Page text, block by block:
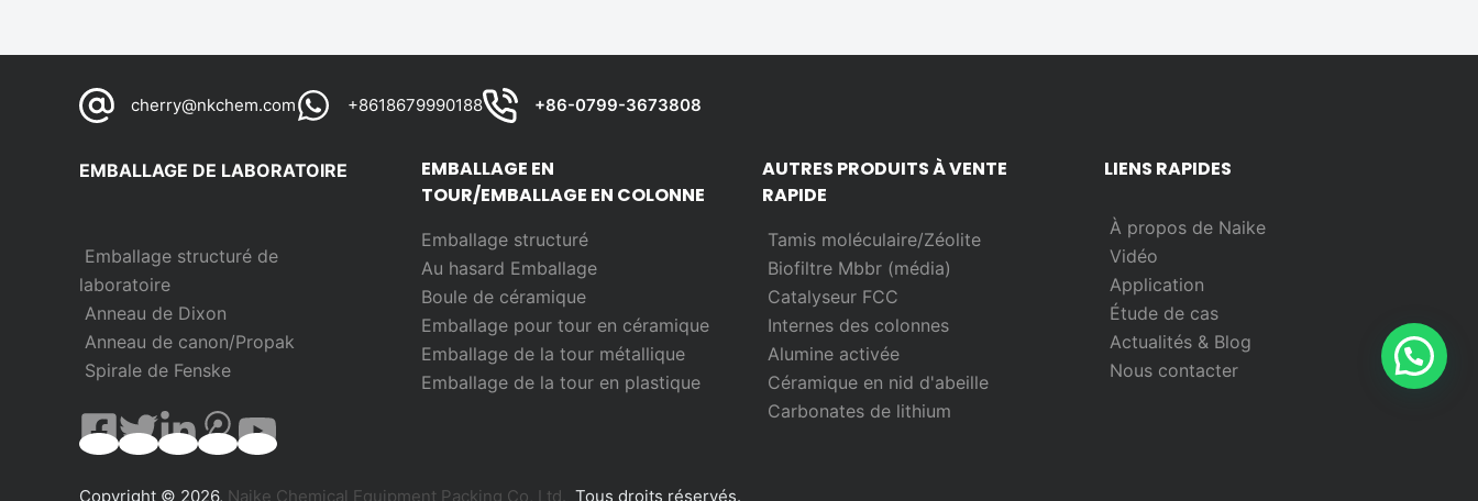
cherry@nkchem.com +8618679990188 +86-0799-3673808
EMBALLAGE DE LABORATOIRE
Emballage structuré de
laboratoire
Anneau de Dixon
Anneau de canon/Propak
Spirale de Fenske
EMBALLAGE EN
TOUR/EMBALLAGE EN COLONNE
Emballage structuré
Au hasard Emballage
Boule de céramique
Emballage pour tour en céramique
Emballage de la tour métallique
Emballage de la tour en plastique
AUTRES PRODUITS À VENTE
RAPIDE
Tamis moléculaire/Zéolite
Biofiltre Mbbr (média)
Catalyseur FCC
Internes des colonnes
Alumine activée
Céramique en nid d'abeille
Carbonates de lithium
LIENS RAPIDES
À propos de Naike
Vidéo
Application
Étude de cas
Actualités & Blog
Nous contacter
Copyright © 2026, Naike Chemical Equipment Packing Co, Ltd. Tous droits réservés.